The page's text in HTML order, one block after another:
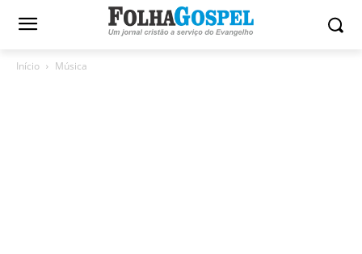
Início Música